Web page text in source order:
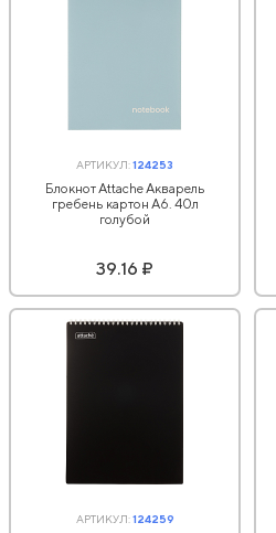
АРТИКУЛ:124253
Блокнот Attache Акварель
гребень картон А6. 40л
голубой
39.16 ₽
АРТИКУЛ:124259